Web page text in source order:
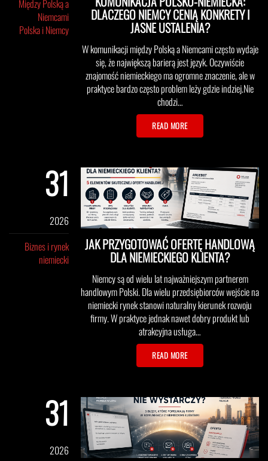
Między Polską a
Niemcami
Polska i Niemcy
DLACZEGO NIEMCY CENIĄ KONKRETY I
JASNE USTALENIA?
W komunikacji między Polską a Niemcami często wydaje
się, że największą barierą jest język. Oczywiście
znajomość niemieckiego ma ogromne znaczenie, ale w
praktyce bardzo często problem leży gdzie indziej.Nie
chodzi…
READ MORE
31
2026
Biznes i rynek
niemiecki
JAK PRZYGOTOWAĆ OFERTĘ HANDLOWĄ
DLA NIEMIECKIEGO KLIENTA?
Niemcy są od wielu lat najważniejszym partnerem
handlowym Polski. Dla wielu przedsiębiorców wejście na
niemiecki rynek stanowi naturalny kierunek rozwoju
firmy. W praktyce jednak nawet dobry produkt lub
atrakcyjna usługa…
READ MORE
31
2026